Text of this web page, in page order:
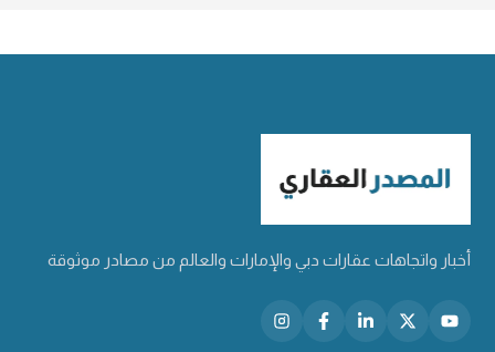
أخبار واتجاهات عقارات دبي والإمارات والعالم من مصادر موثوقة